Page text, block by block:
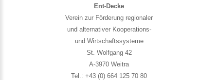
Ent-Decke
Verein zur Förderung regionaler
und alternativer Kooperations-
und Wirtschaftssysteme
St. Wolfgang 42
A-3970 Weitra
Tel.: +43 (0) 664 125 70 80